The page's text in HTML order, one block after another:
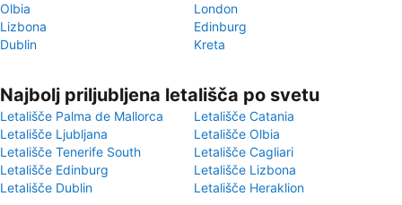
Olbia
London
Lizbona
Edinburg
Dublin
Kreta
Najbolj priljubljena letališča po svetu
Letališče Palma de Mallorca
Letališče Catania
Letališče Ljubljana
Letališče Olbia
Letališče Tenerife South
Letališče Cagliari
Letališče Edinburg
Letališče Lizbona
Letališče Dublin
Letališče Heraklion